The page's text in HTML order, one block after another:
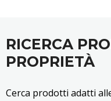
RICERCA
PROPRIETÀ
Cerca prodotti adatti